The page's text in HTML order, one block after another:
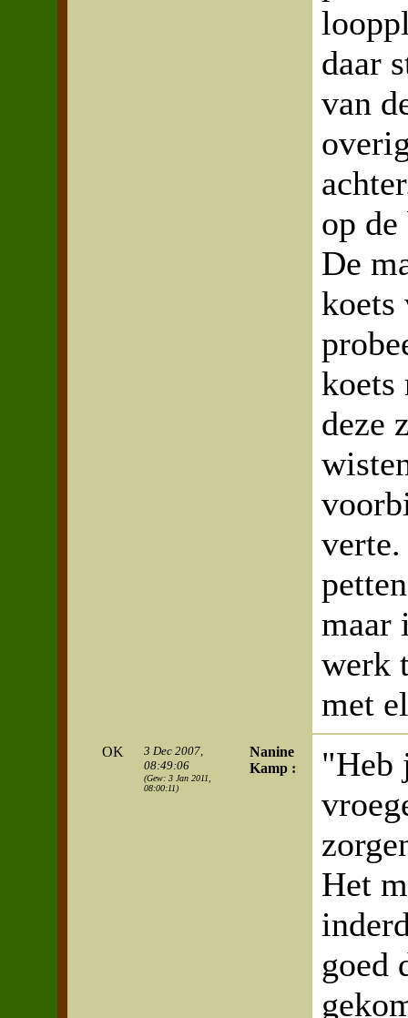
daar
van
op
De
koets
deze
maar
werk
met
OK
3 Dec 2007,
08:49:06
(Gew: 3 Jan 2011,
08:00:11)
Nanine
Kamp :
"Heb
Het
goed